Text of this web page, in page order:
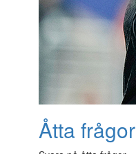
Åtta frågor